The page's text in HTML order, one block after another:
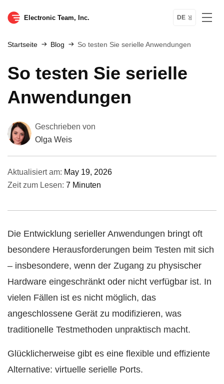
Electronic Team, Inc. DE
Startseite Blog So testen Sie serielle Anwendungen
So testen Sie serielle
Anwendungen
Geschrieben von
Olga Weis
Aktualisiert am: May 19, 2026
Zeit zum Lesen: 7 Minuten
Die Entwicklung serieller Anwendungen bringt oft
besondere Herausforderungen beim Testen mit sich
– insbesondere, wenn der Zugang zu physischer
Hardware eingeschränkt oder nicht verfügbar ist. In
vielen Fällen ist es nicht möglich, das
angeschlossene Gerät zu modifizieren, was
traditionelle Testmethoden unpraktisch macht.
Glücklicherweise gibt es eine flexible und effiziente
Alternative: virtuelle serielle Ports.